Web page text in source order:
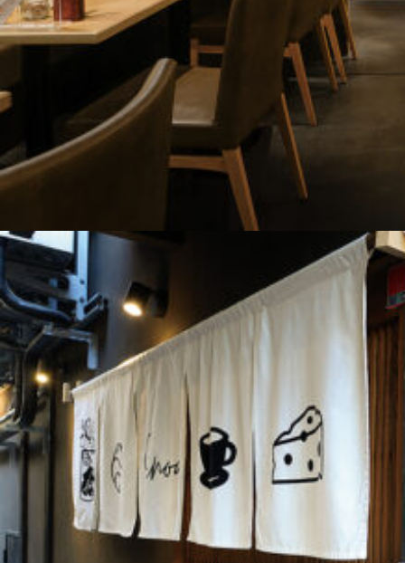
誠光社で選びました。
おすすめの本
紹介します。
おすすめのイベント